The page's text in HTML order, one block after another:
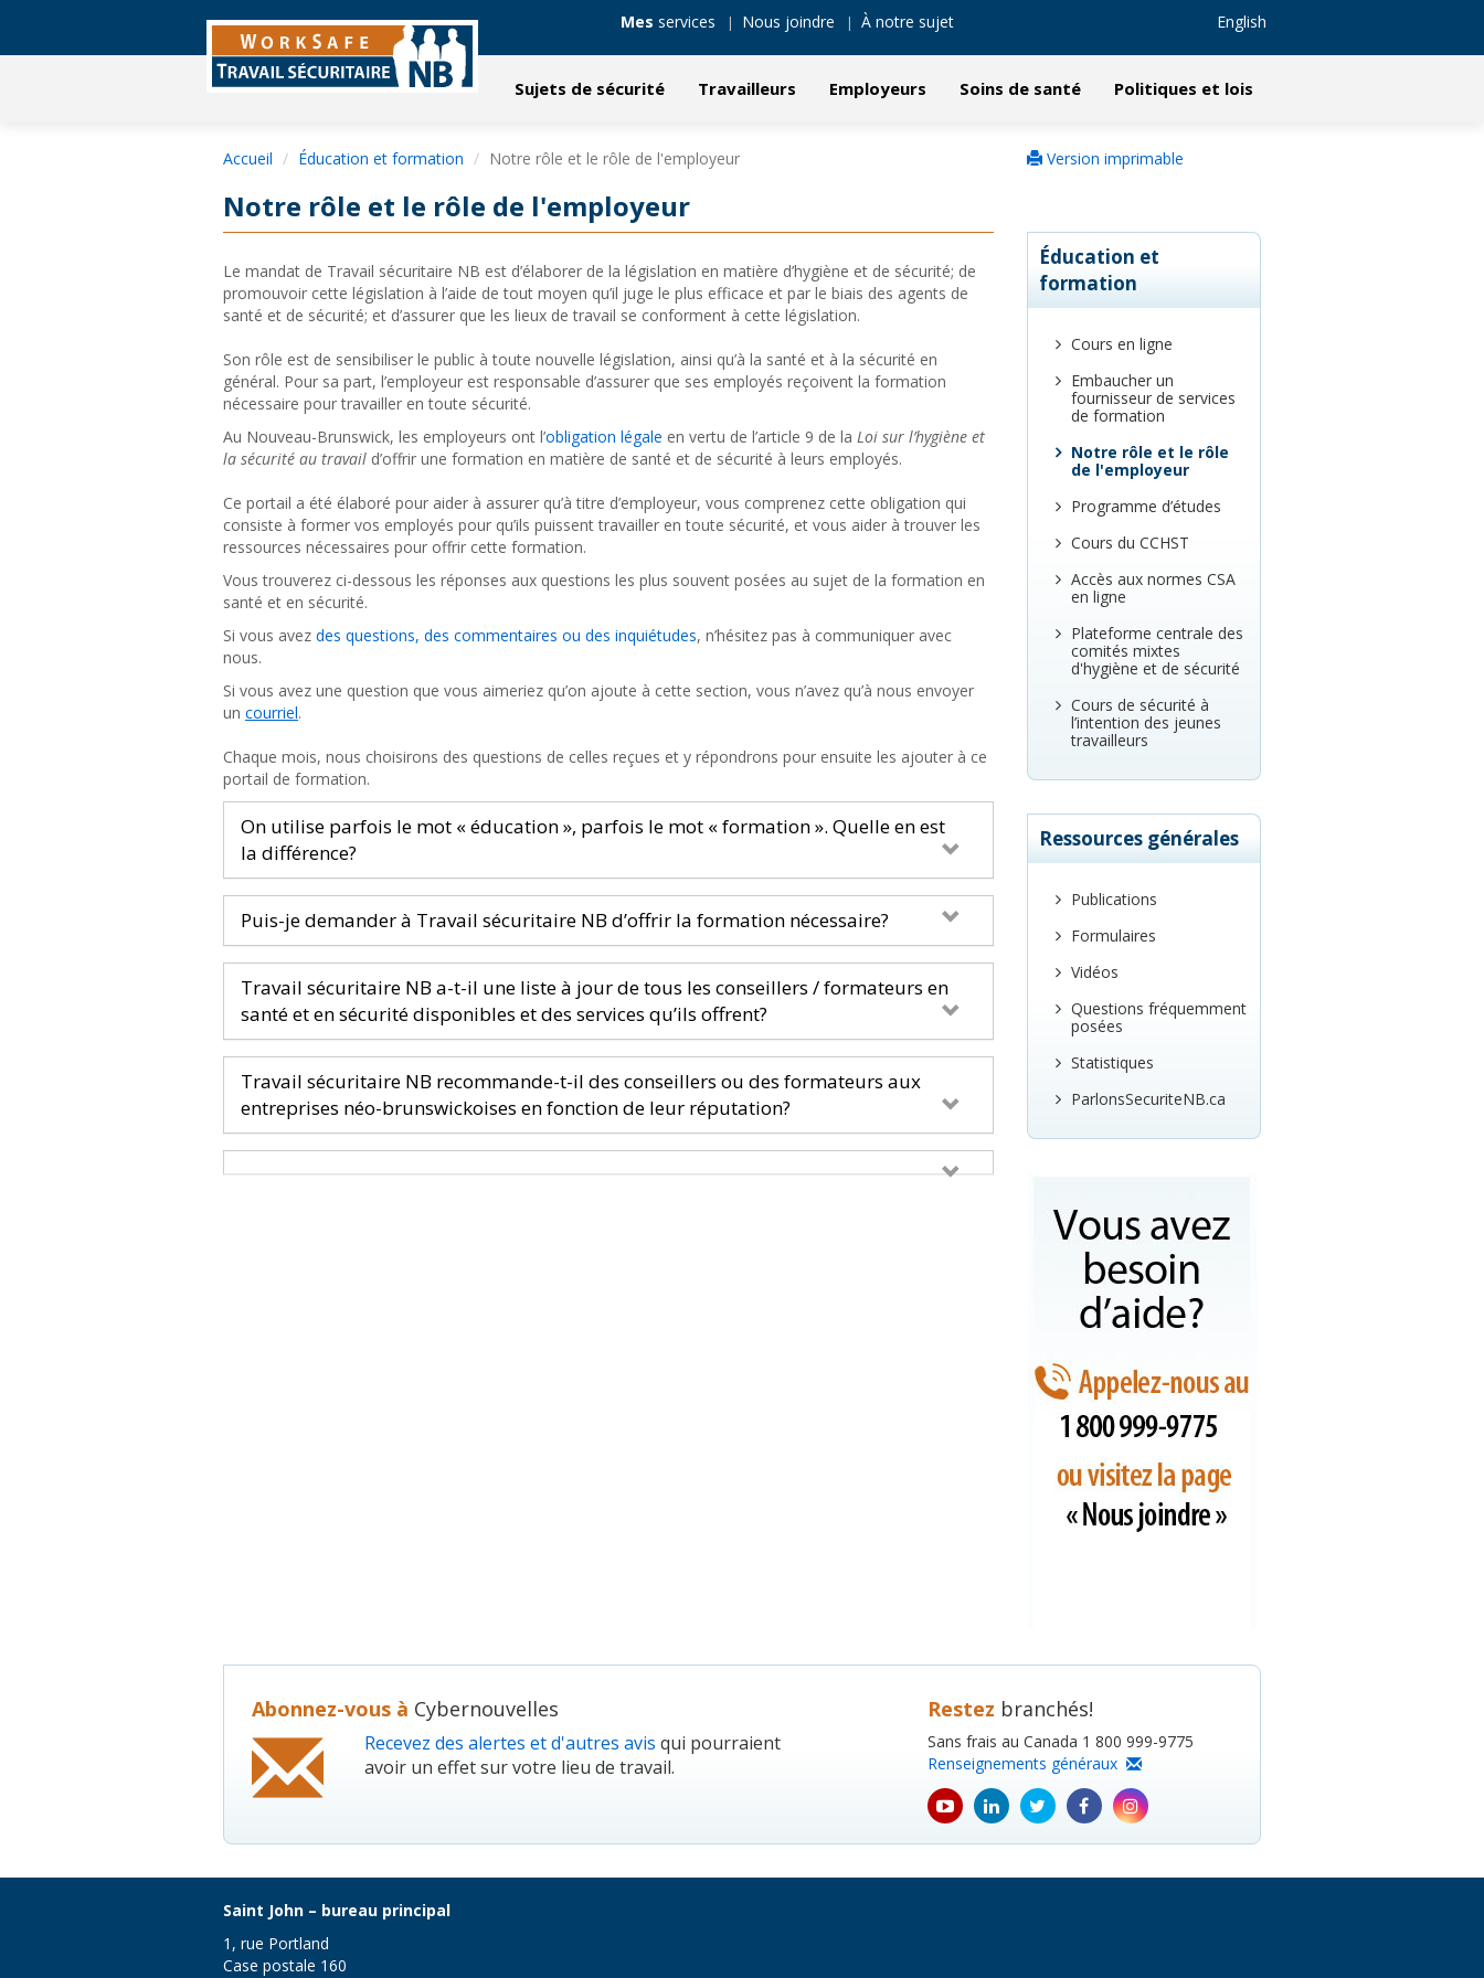
Mes services Nous joindre À notre sujet English
Sujets de sécurité Travailleurs Employeurs Soins de santé Politiques et lois
Accueil Éducation et formation Notre rôle et le rôle de l'employeur Version imprimable
Notre rôle et le rôle de l'employeur
Le mandat de Travail sécuritaire NB est d’élaborer de la législation en matière d’hygiène et de sécurité; de
promouvoir cette législation à l’aide de tout moyen qu’il juge le plus efficace et par le biais des agents de
santé et de sécurité; et d’assurer que les lieux de travail se conforment à cette législation.
Son rôle est de sensibiliser le public à toute nouvelle législation, ainsi qu’à la santé et à la sécurité en
général. Pour sa part, l’employeur est responsable d’assurer que ses employés reçoivent la formation
nécessaire pour travailler en toute sécurité.
Au Nouveau-Brunswick, les employeurs ont l’obligation légale en vertu de l’article 9 de la Loi sur l’hygiène et
la sécurité au travail d’offrir une formation en matière de santé et de sécurité à leurs employés.
Ce portail a été élaboré pour aider à assurer qu’à titre d’employeur, vous comprenez cette obligation qui
consiste à former vos employés pour qu’ils puissent travailler en toute sécurité, et vous aider à trouver les
ressources nécessaires pour offrir cette formation.
Vous trouverez ci-dessous les réponses aux questions les plus souvent posées au sujet de la formation en
santé et en sécurité.
Si vous avez des questions, des commentaires ou des inquiétudes, n’hésitez pas à communiquer avec
nous.
Si vous avez une question que vous aimeriez qu’on ajoute à cette section, vous n’avez qu’à nous envoyer
un courriel.
Chaque mois, nous choisirons des questions de celles reçues et y répondrons pour ensuite les ajouter à ce
portail de formation.
On utilise parfois le mot « éducation », parfois le mot « formation ». Quelle en est
la différence?
Puis-je demander à Travail sécuritaire NB d’offrir la formation nécessaire?
Travail sécuritaire NB a-t-il une liste à jour de tous les conseillers / formateurs en
santé et en sécurité disponibles et des services qu’ils offrent?
Travail sécuritaire NB recommande-t-il des conseillers ou des formateurs aux
entreprises néo-brunswickoises en fonction de leur réputation?
Éducation et
formation
Cours en ligne
Embaucher un
fournisseur de services
de formation
Notre rôle et le rôle
de l'employeur
Programme d’études
Cours du CCHST
Accès aux normes CSA
en ligne
Plateforme centrale des
comités mixtes
d'hygiène et de sécurité
Cours de sécurité à
l’intention des jeunes
travailleurs
Ressources générales
Publications
Formulaires
Vidéos
Questions fréquemment
posées
Statistiques
ParlonsSecuriteNB.ca
Abonnez-vous à Cybernouvelles
Recevez des alertes et d'autres avis qui pourraient
avoir un effet sur votre lieu de travail.
Restez branchés!
Sans frais au Canada 1 800 999-9775
Renseignements généraux
youtube
icon
Linkedin
icon
Twitter
icon
Facebook
icon
Instagram
icon
Saint John – bureau principal
1, rue Portland
Case postale 160